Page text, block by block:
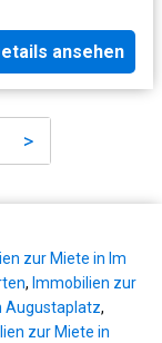
ansehen
>
zur Miete in Im
, Immobilien zur
Augustaplatz,
zur Miete in